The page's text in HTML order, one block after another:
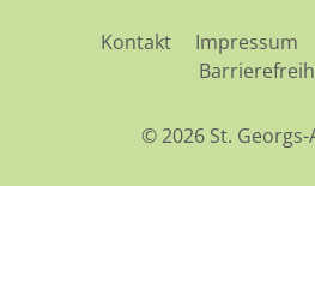
Kontakt Impressum
© 2026 St.